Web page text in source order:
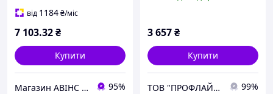
від 1184₴/міс
7 103.32₴
Купити
Магазин АВІНС автоінструмент для СТО 95%
3 657₴
Купити
ТОВ "ПРОФЛАЙН 2000" 99%